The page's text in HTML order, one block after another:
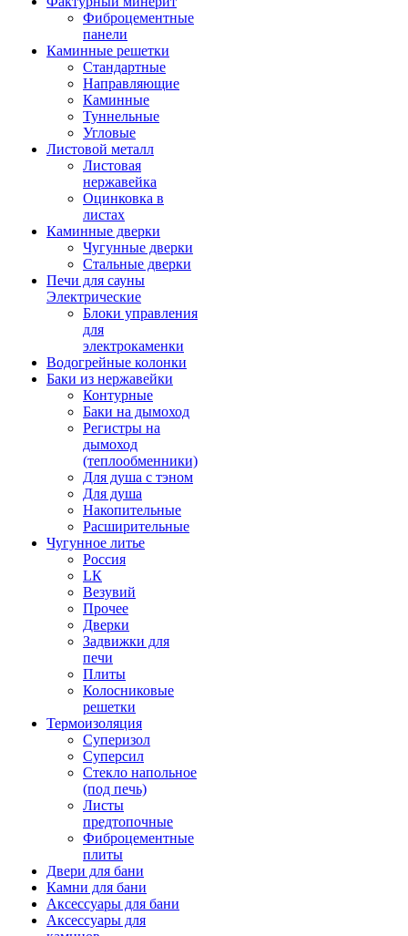
Фиброцементные
панели
Каминные решетки
Стандартные
Направляющие
Каминные
Туннельные
Угловые
Листовой металл
Листовая
нержавейка
Оцинковка в
листах
Каминные дверки
Чугунные дверки
Стальные дверки
Печи для сауны
Электрические
Блоки управления
для
электрокаменки
Водогрейные колонки
Баки из нержавейки
Контурные
Баки на дымоход
Регистры на
дымоход
(теплообменники)
Для душа с тэном
Для душа
Накопительные
Расширительные
Чугунное литье
Россия
LК
Везувий
Прочее
Дверки
Задвижки для
печи
Плиты
Колосниковые
решетки
Термоизоляция
Суперизол
Суперсил
Стекло напольное
(под печь)
Листы
предтопочные
Фиброцементные
плиты
Двери для бани
Камни для бани
Аксессуары для бани
Аксессуары для